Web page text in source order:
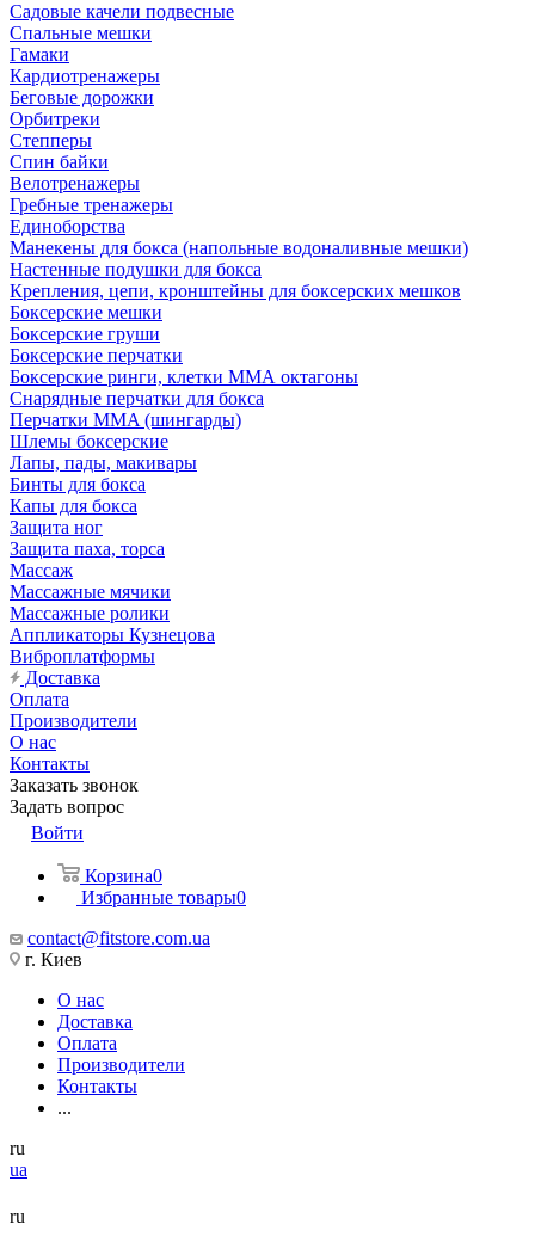
Садовые качели подвесные
Спальные мешки
Гамаки
Кардиотренажеры
Беговые дорожки
Орбитреки
Степперы
Спин байки
Велотренажеры
Гребные тренажеры
Единоборства
Манекены для бокса (напольные водоналивные мешки)
Настенные подушки для бокса
Крепления, цепи, кронштейны для боксерских мешков
Боксерские мешки
Боксерские груши
Боксерские перчатки
Боксерские ринги, клетки ММА октагоны
Снарядные перчатки для бокса
Перчатки MMA (шингарды)
Шлемы боксерские
Лапы, пады, макивары
Бинты для бокса
Капы для бокса
Защита ног
Защита паха, торса
Массаж
Массажные мячики
Массажные ролики
Аппликаторы Кузнецова
Виброплатформы
Доставка
Оплата
Производители
О нас
Контакты
Заказать звонок
Задать вопрос
Войти
Корзина0
Избранные товары0
contact@fitstore.com.ua
г. Киев
О нас
Доставка
Оплата
Производители
Контакты
...
ru
ua
ru